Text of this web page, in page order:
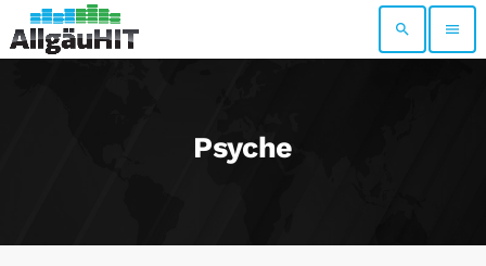
search menu
Psyche